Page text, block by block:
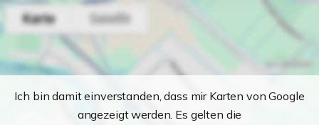
Ich bin damit einverstanden, dass mir Karten von Google
angezeigt werden. Es gelten die